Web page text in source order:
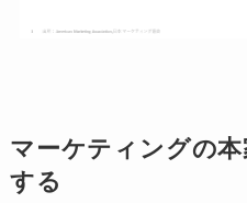
マーケティングの
する